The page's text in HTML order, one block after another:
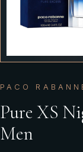
PACO
Pure XS
Men